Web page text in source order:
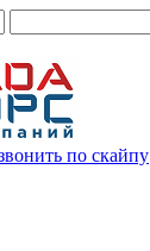
по скайпу